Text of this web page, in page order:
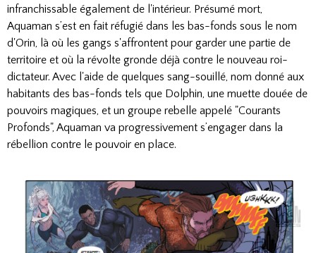
infranchissable également de l'intérieur. Présumé mort,
Aquaman s’est en fait réfugié dans les bas-fonds sous le nom
d'Orin, là où les gangs s'affrontent pour garder une partie de
territoire et où la révolte gronde déjà contre le nouveau roi-
dictateur. Avec l'aide de quelques sang-souillé, nom donné aux
habitants des bas-fonds tels que Dolphin, une muette douée de
pouvoirs magiques, et un groupe rebelle appelé "Courants
Profonds", Aquaman va progressivement s’engager dans la
rébellion contre le pouvoir en place.